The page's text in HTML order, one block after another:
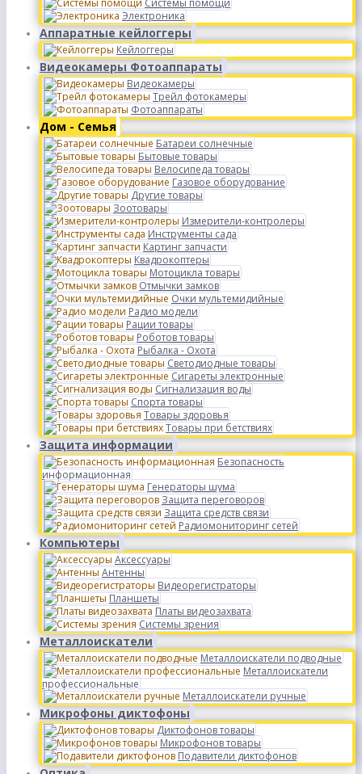
Системы помощи
Электроника
Аппаратные кейлоггеры
Кейлоггеры
Видеокамеры Фотоаппараты
Видеокамеры
Трейл фотокамеры
Фотоаппараты
Дом - Семья
Батареи солнечные
Бытовые товары
Велосипеда товары
Газовое оборудование
Другие товары
Зоотовары
Измерители-контролеры
Инструменты сада
Картинг запчасти
Квадрокоптеры
Мотоцикла товары
Отмычки замков
Очки мультемидийные
Радио модели
Рации товары
Роботов товары
Рыбалка - Охота
Светодиодные товары
Сигареты электронные
Сигнализация воды
Спорта товары
Товары здоровья
Товары при бетствиях
Защита информации
Безопасность
информационная
Генераторы шума
Защита переговоров
Защита средств связи
Радиомониторинг сетей
Компьютеры
Аксессуары
Антенны
Видеорегистраторы
Планшеты
Платы видеозахвата
Системы зрения
Металлоискатели
Металлоискатели подводные
Металлоискатели
профессиональные
Металлоискатели ручные
Микрофоны диктофоны
Диктофонов товары
Микрофонов товары
Подавители диктофонов